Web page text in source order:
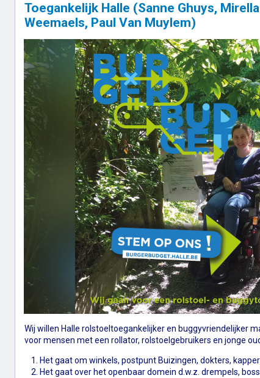
Toegankelijk Halle (Sanne Ghuys,
Weemaels, Paul Van Muylem)
Wij willen Halle rolstoeltoegankelijker en buggyvriendelijker
voor mensen met een rollator, rolstoelgebruikers en jonge
Het gaat om winkels, postpunt Buizingen, dokters,
Het gaat over het openbaar domein d.w.z. drempels,